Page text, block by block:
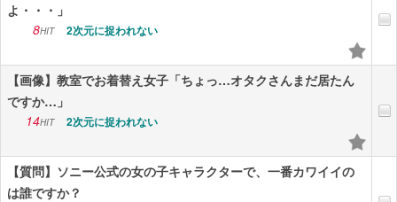
よ・・・」
8HIT 2次元に捉われない
【画像】教室でお着替え女子「ちょっ…オタクさんまだ居たん
ですか…」
14HIT 2次元に捉われない
【質問】ソニー公式の女の子キャラクターで、一番カワイイの
は誰ですか？